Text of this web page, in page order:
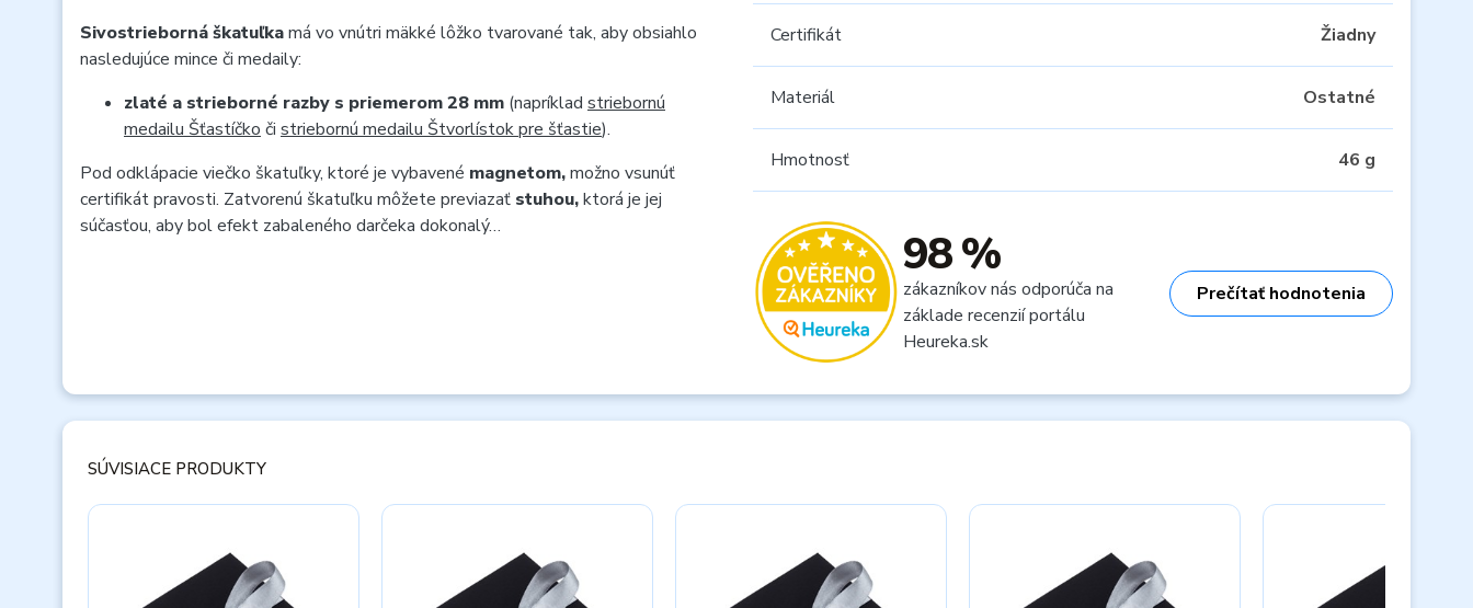
Sivostrieborná škatuľkamá vo vnútri mäkké lôžko tvarované tak, aby obsiahlo
nasledujúce mince či medaily:
zlaté a strieborné razby s priemerom 28 mm (napríklad striebornú
medailu Šťastíčko či striebornú medailu Štvorlístok pre šťastie).
Pod odklápacie viečko škatuľky, ktoré je vybavené magnetom,možno vsunúť
certifikát pravosti. Zatvorenú škatuľku môžete previazať stuhou,ktorá je jej
súčasťou, aby bol efekt zabaleného darčeka dokonalý…
Certifikát Žiadny
Materiál Ostatné
Hmotnosť 46 g
98 %
zákazníkov nás odporúča na
základe recenzií portálu
Heureka.sk
Prečítať hodnotenia
SÚVISIACE PRODUKTY